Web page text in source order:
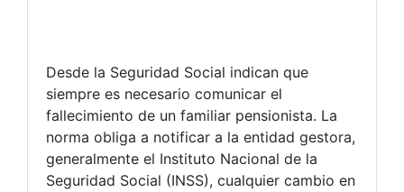
Desde la Seguridad Social indican que
siempre es necesario comunicar el
fallecimiento de un familiar pensionista. La
norma obliga a notificar a la entidad gestora,
generalmente el Instituto Nacional de la
Seguridad Social (INSS), cualquier cambio en